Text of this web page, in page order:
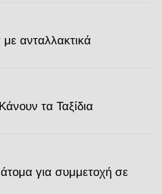
ανταλλακτικά
τα Ταξίδια
για συμμετοχή σε